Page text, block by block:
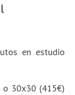
en estudio
30x30 (415€)